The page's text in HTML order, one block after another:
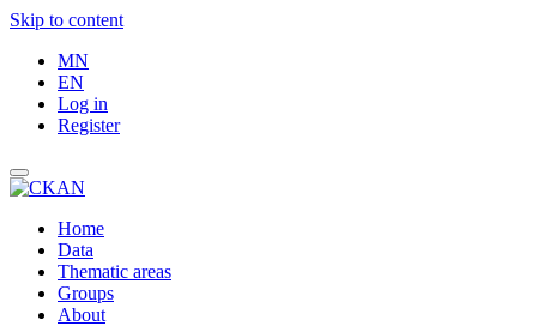
Skip to content
MN
EN
Log in
Register
Home
Data
Thematic areas
Groups
About